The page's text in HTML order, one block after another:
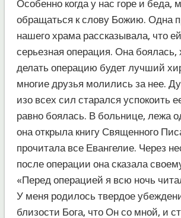
Особенно когда у нас горе и беда,
обращаться к слову Божию. Одна
нашего храма рассказывала, что
серьезная операция. Она боялась,
делать операцию будет лучший
многие друзья молились за нее.
изо всех сил старался успокоить
равно боялась. В больнице, лежа
она открыла книгу Священного
прочитала все Евангелие. Через
после операции она сказала
«Перед операцией я всю ночь
У меня родилось твердое
близости Бога, что Он со мной, и